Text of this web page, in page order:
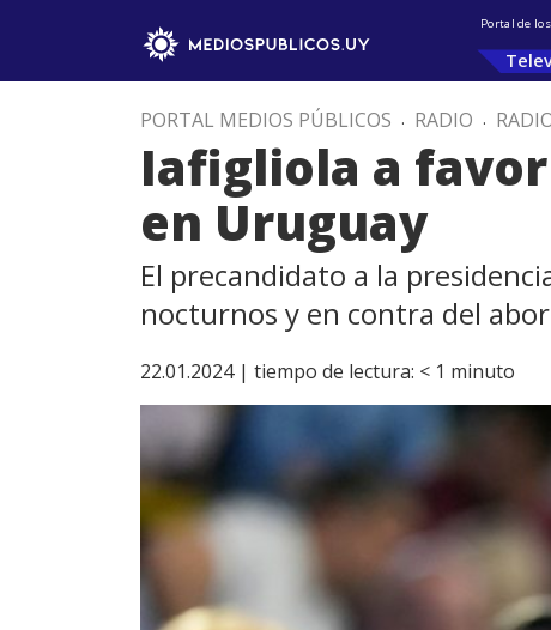
Portal de
PORTAL MEDIOS PÚBLICOS . RADIO .
Iafigliola a
en Uruguay
El precandidato a la
nocturnos y en contra del
22.01.2024 | tiempo de lectura: < 1 minuto